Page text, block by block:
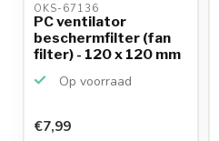
OKS-67136
PC ventilator
beschermfilter (fan
filter) - 120 x 120 mm
Op voorraad
€7,99